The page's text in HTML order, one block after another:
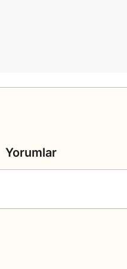
Yorumlar